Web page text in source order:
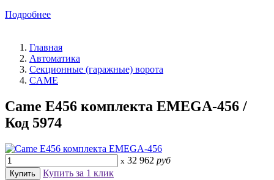
Подробнее
Главная
Автоматика
Секционные (гаражные) ворота
CAME
Came E456 комплекта EMEGA-456 /
Код 5974
x 32 962 руб
Купить за 1 клик